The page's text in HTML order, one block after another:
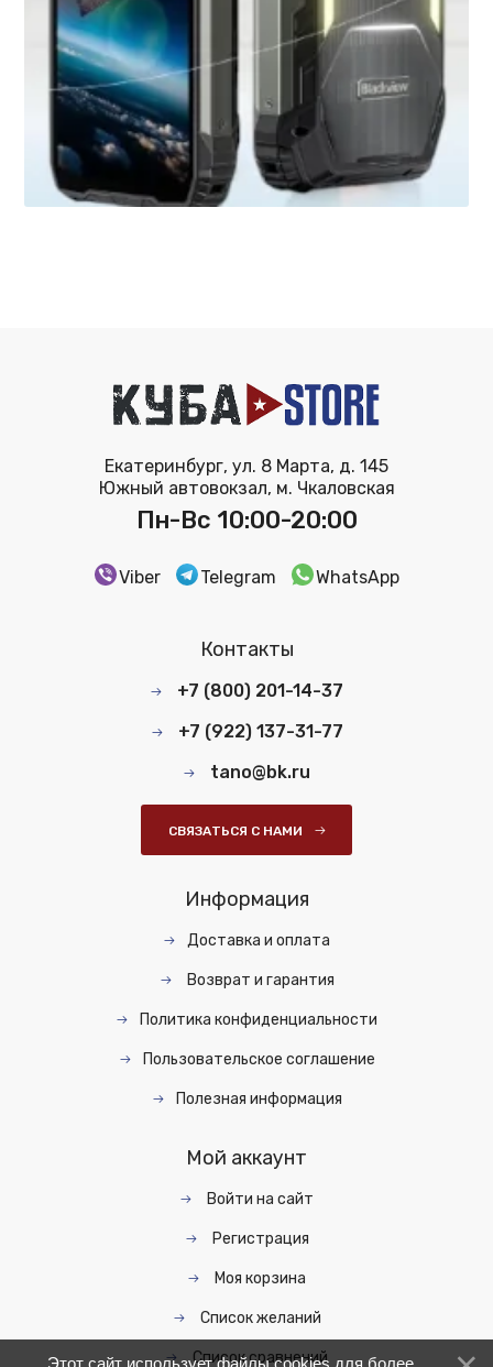
Екатеринбург, ул. 8 Марта, д. 145
Южный автовокзал, м. Чкаловская
Пн-Вс 10:00-20:00
Viber Telegram WhatsApp
Контакты
+7 (800) 201-14-37
+7 (922) 137-31-77
tano@bk.ru
СВЯЗАТЬСЯ С НАМИ
Информация
Доставка и оплата
Возврат и гарантия
Политика конфиденциальности
Пользовательское соглашение
Полезная информация
Мой аккаунт
Войти на сайт
Регистрация
Моя корзина
Список желаний
Список сравнений
Этот сайт использует файлы cookies для более